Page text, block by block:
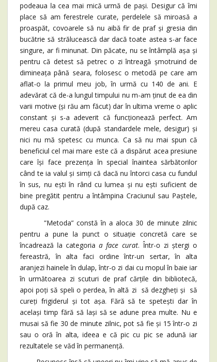
podeaua la cea mai mică urmă de pași. Desigur că îmi
place să am ferestrele curate, perdelele să miroasă a
proaspăt, covoarele să nu aibă fir de praf și gresia din
bucătrie să strălucească dar dacă toate astea s-ar face
singure, ar fi minunat. Din păcate, nu se întâmplă așa și
pentru că detest să petrec o zi întreagă șmotruind de
dimineața până seara, folosesc o metodă pe care am
aflat-o la primul meu job, în urmă cu 140 de ani. E
adevărat că de-a lungul timpului nu m-am ținut de ea din
varii motive (și rău am făcut) dar în ultima vreme o aplic
constant și s-a adeverit că funcționează perfect. Am
mereu casa curată (după standardele mele, desigur) și
nici nu mă spetesc cu munca. Ca să nu mai spun că
beneficiul cel mai mare este că a dispărut acea presiune
care își face prezența în special înaintea sărbătorilor
când te ia valul și simți că dacă nu întorci casa cu fundul
în sus, nu ești în rând cu lumea și nu ești suficient de
bine pregătit pentru a întâmpina Craciunul sau Paștele,
după caz.
”Metoda” constă în a aloca 30 de minute zilnic
pentru a pune la punct o situație concretă care se
încadrează la categoriaa face curat. Într-o zi ștergi o
fereastră, în alta faci ordine într-un sertar, în alta
aranjezi hainele în dulap, într-o zi dai cu mopul în baie iar
în următoarea zi scuturi de praf cărțile din bibliotecă,
apoi poți să speli o perdea, în altă zi să dezgheți și să
cureți frigiderul și tot așa. Fără să te spetești dar în
același timp fără să lași să se adune prea multe. Nu e
musai să fie 30 de minute zilnic, pot să fie și 15 într-o zi
sau o oră în alta, ideea e că pic cu pic se adună iar
rezultatele se văd în permanență.